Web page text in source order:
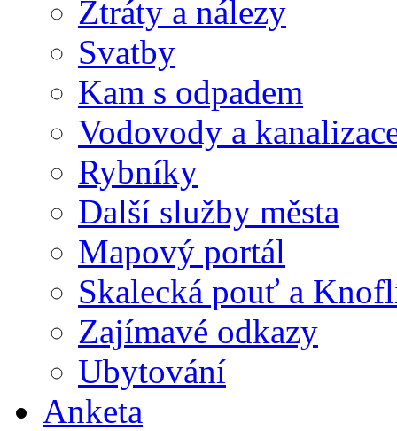
Ztráty a nálezy
Svatby
Kam s odpadem
Vodovody a
Rybníky
Další služby města
Mapový portál
Skalecká pouť a
Zajímavé odkazy
Ubytování
Anketa